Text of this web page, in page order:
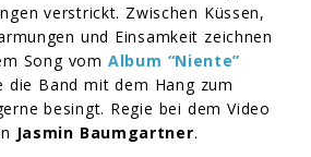
verstrickt. Zwischen Küssen,
und Einsamkeit zeichnen
Song vom Album “Niente”
die Band mit dem Hang zum
besingt. Regie bei dem Video
Jasmin Baumgartner.